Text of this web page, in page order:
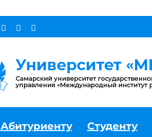
Абитуриенту Студенту